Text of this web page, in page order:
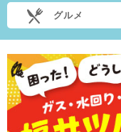
グルメ